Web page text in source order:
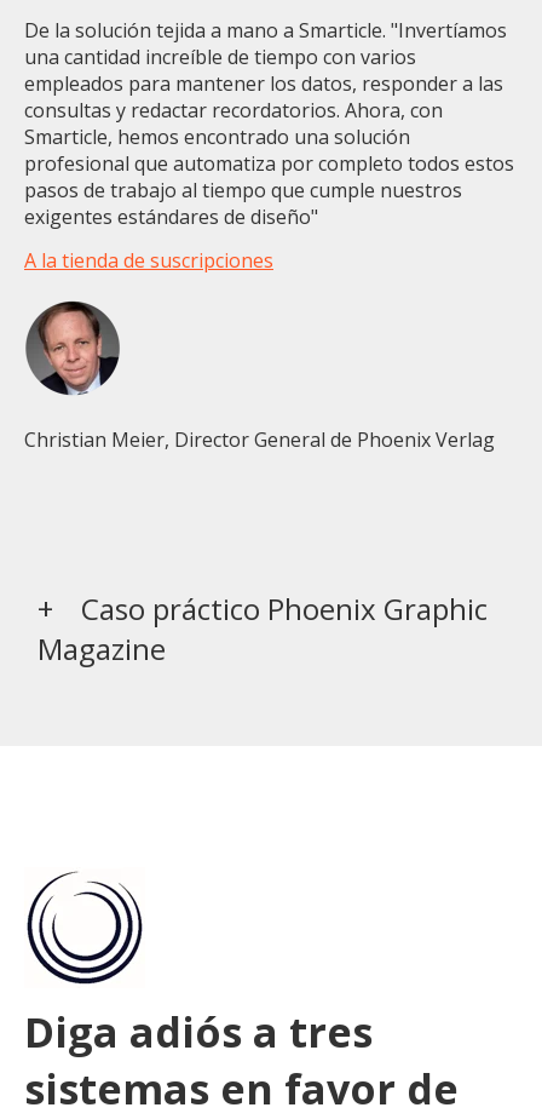
De la solución tejida a mano a Smarticle. "Invertíamos
una cantidad increíble de tiempo con varios
empleados para mantener los datos, responder a las
consultas y redactar recordatorios. Ahora, con
Smarticle, hemos encontrado una solución
profesional que automatiza por completo todos estos
pasos de trabajo al tiempo que cumple nuestros
exigentes estándares de diseño"
A la tienda de suscripciones
Christian Meier, Director General de Phoenix Verlag
Caso práctico Phoenix Graphic
Magazine
Diga adiós a tres
sistemas en favor de